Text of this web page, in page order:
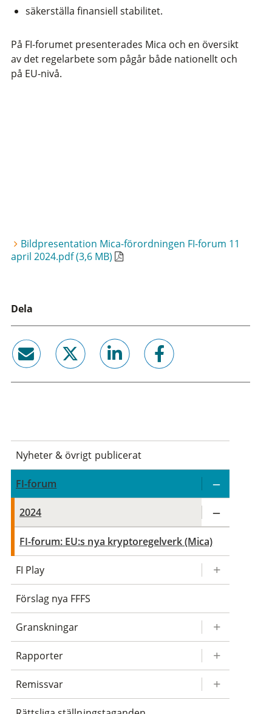
säkerställa finansiell stabilitet.
På FI-forumet presenterades Mica och en översikt
av det regelarbete som pågår både nationellt och
på EU-nivå.
Bildpresentation Mica-förordningen FI-forum 11
april 2024.pdf (3,6 MB)
Dela
Nyheter & övrigt publicerat
FI-forum
2024
FI-forum: EU:s nya kryptoregelverk (Mica)
FI Play
Förslag nya FFFS
Granskningar
Rapporter
Remissvar